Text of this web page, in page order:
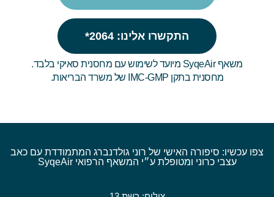
התקשרו אלינו: 2064*
משאף SyqeAir מיועד לשימוש עם מחסנית סאיקי בלבד.
מחסנית בתקן IMC-GMP של משרד הבריאות.
צפו עכשיו: סיפורה האישי של רוני גולדנברג המתמודדת עם כאב
עצבי כרוני ומטופלת ע״י המשאף הרפואי SyqeAir